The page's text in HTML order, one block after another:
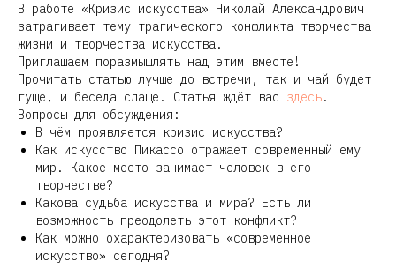
В работе «Кризис искусства» Николай Александрович
затрагивает тему трагического конфликта творчества
жизни и творчества искусства.
Приглашаем поразмышлять над этим вместе!
Прочитать статью лучше до встречи, так и чай будет
гуще, и беседа слаще. Статья ждёт вас здесь.
Вопросы для обсуждения:
В чём проявляется кризис искусства?
Как искусство Пикассо отражает современный ему
мир. Какое место занимает человек в его
творчестве?
Какова судьба искусства и мира? Есть ли
возможность преодолеть этот конфликт?
Как можно охарактеризовать «современное
искусство» сегодня?